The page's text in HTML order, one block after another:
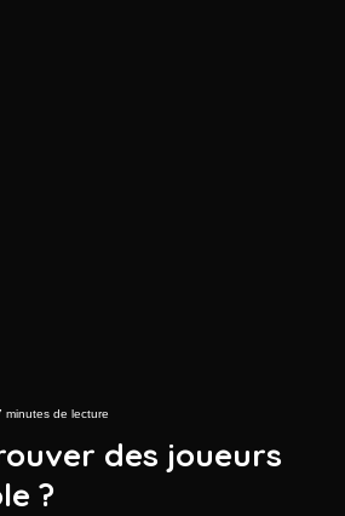
minutes de lecture
des joueurs
?